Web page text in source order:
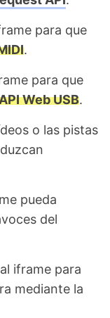
para que
.
para que
Web USB.
o las pistas
pueda
del
iframe para
mediante la